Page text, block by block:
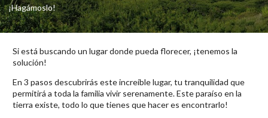
¡Hagámoslo!
Si está buscando un lugar donde pueda florecer, ¡tenemos la
solución!
En 3 pasos descubrirás este increíble lugar, tu tranquilidad que
permitirá a toda la familia vivir serenamente. Este paraíso en la
tierra existe, todo lo que tienes que hacer es encontrarlo!